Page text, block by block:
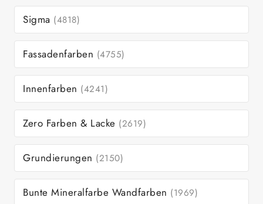
Sigma (4818)
Fassadenfarben (4755)
Innenfarben (4241)
Zero Farben & Lacke (2619)
Grundierungen (2150)
Bunte Mineralfarbe Wandfarben (1969)